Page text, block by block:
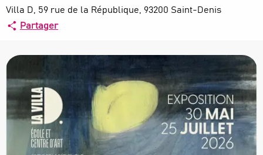
Villa D, 59 rue de la République, 93200 Saint-Denis
Partager